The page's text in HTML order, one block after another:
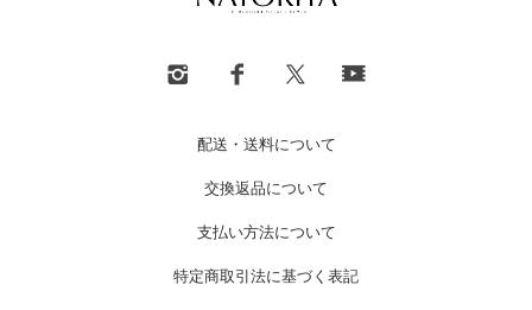
配送・送料について
交換返品について
支払い方法について
特定商取引法に基づく表記